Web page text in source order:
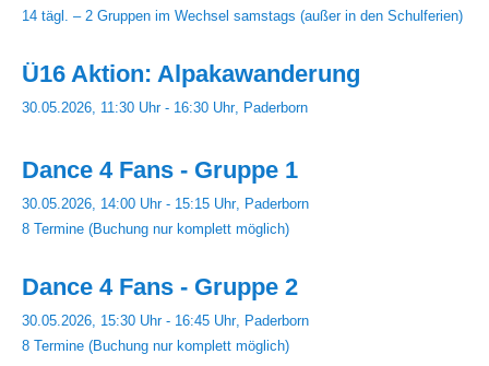
14 tägl. – 2 Gruppen im Wechsel samstags (außer in den Schulferien)
Ü16 Aktion: Alpakawanderung
30.05.2026, 11:30 Uhr - 16:30 Uhr Paderborn
Dance 4 Fans - Gruppe 1
30.05.2026, 14:00 Uhr - 15:15 Uhr
Paderborn
8 Termine (Buchung nur komplett möglich)
Dance 4 Fans - Gruppe 2
30.05.2026, 15:30 Uhr - 16:45 Uhr
Paderborn
8 Termine (Buchung nur komplett möglich)